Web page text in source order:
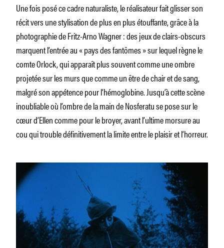
Une fois posé ce cadre naturaliste, le réalisateur fait glisser son
récit vers une stylisation de plus en plus étouffante, grâce à la
photographie de Fritz-Arno Wagner : des jeux de clairs-obscurs
marquent l’entrée au « pays des fantômes » sur lequel règne le
comte Orlock, qui apparaît plus souvent comme une ombre
projetée sur les murs que comme un être de chair et de sang,
malgré son appétence pour l’hémoglobine. Jusqu’à cette scène
inoubliable où l’ombre de la main de Nosferatu se pose sur le
cœur d’Ellen comme pour le broyer, avant l’ultime morsure au
cou qui trouble définitivement la limite entre le plaisir et l’horreur.